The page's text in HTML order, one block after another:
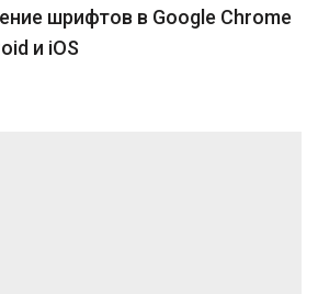
шрифтов в Google Chrome
и iOS